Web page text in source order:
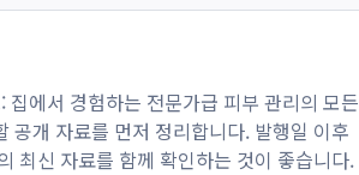
에서 경험하는 전문가급 피부 관리의 모든
공개 자료를 먼저 정리합니다. 발행일 이후
최신 자료를 함께 확인하는 것이 좋습니다.